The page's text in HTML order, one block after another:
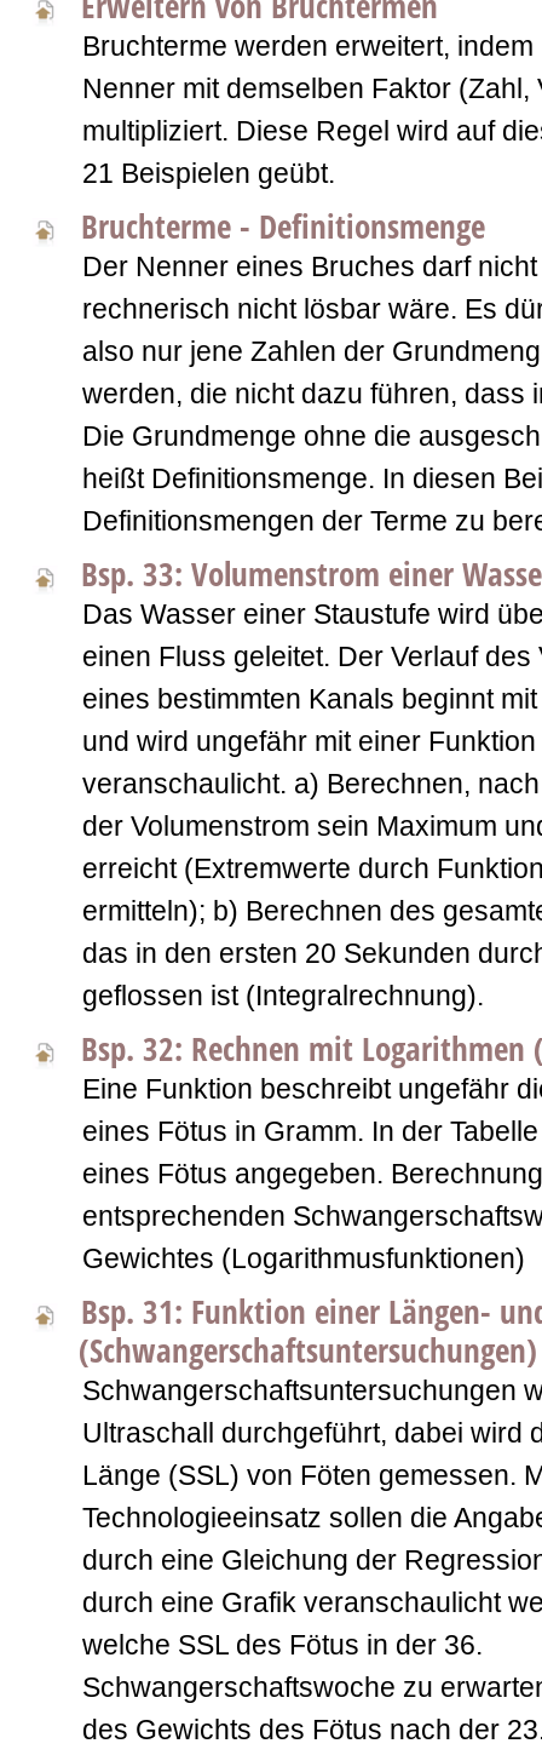
Bruchterme werden erweitert,
Nenner mit demselben Faktor (Zahl,
multipliziert. Diese Regel wird auf
21 Beispielen geübt.
Bruchterme - Definitionsmenge
Der Nenner eines Bruches darf
rechnerisch nicht lösbar wäre. Es
also nur jene Zahlen der
werden, die nicht dazu führen, dass
Die Grundmenge ohne die
heißt Definitionsmenge. In diesen
Definitionsmengen der Terme zu
Bsp. 33: Volumenstrom einer
Das Wasser einer Staustufe wird
einen Fluss geleitet. Der Verlauf des
eines bestimmten Kanals beginnt
und wird ungefähr mit einer
veranschaulicht. a) Berechnen,
der Volumenstrom sein Maximum
erreicht (Extremwerte durch
ermitteln); b) Berechnen des
das in den ersten 20 Sekunden
geflossen ist (Integralrechnung).
Bsp. 32: Rechnen mit Logarithmen
Eine Funktion beschreibt ungefähr
eines Fötus in Gramm. In der
eines Fötus angegeben.
entsprechenden
Gewichtes (Logarithmusfunktionen)
Bsp. 31: Funktion einer Längen-
(Schwangerschaftsuntersuchungen)
Schwangerschaftsuntersuchungen
Ultraschall durchgeführt, dabei wird
Länge (SSL) von Föten gemessen.
Technologieeinsatz sollen die
durch eine Gleichung der
durch eine Grafik veranschaulicht
welche SSL des Fötus in der 36.
Schwangerschaftswoche zu
des Gewichts des Fötus nach der